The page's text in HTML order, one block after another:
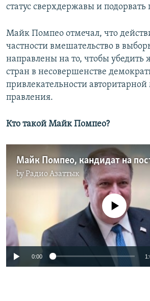
статус сверхдержавы и
Майк Помпео отмечал, что
частности вмешательство в
направлены на то, чтобы убедить
стран в несовершенстве
привлекательности
правления.
Кто такой Майк Помпео?
byРадио Азаттык
No media source
0:00